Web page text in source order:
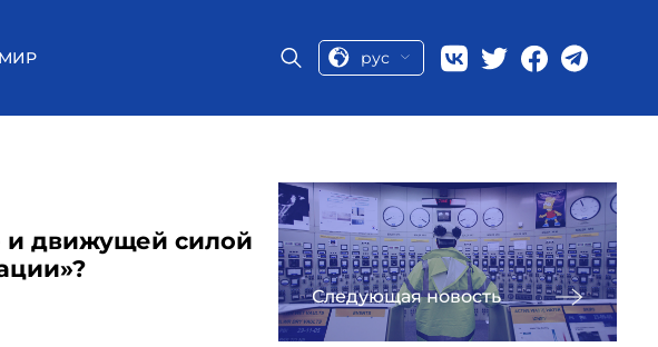
МИР рус
и движущей силой
Следующая новость